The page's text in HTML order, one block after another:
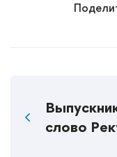
слово